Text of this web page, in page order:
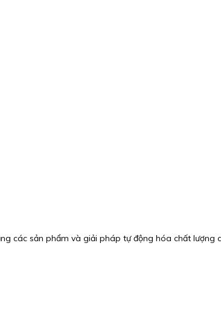
các sản phẩm và giải pháp tự động hóa chất lượng